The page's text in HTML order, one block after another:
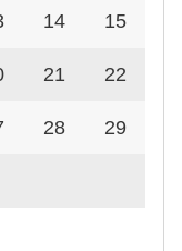
14 15
21 22
28 29